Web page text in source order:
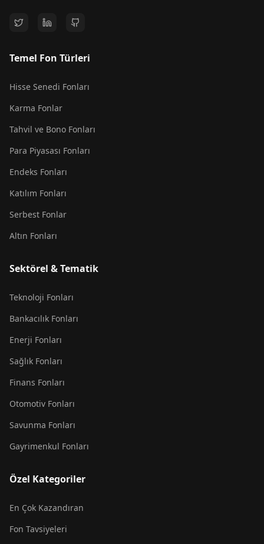
Temel Fon Türleri
Hisse Senedi Fonları
Karma Fonlar
Tahvil ve Bono Fonları
Para Piyasası Fonları
Endeks Fonları
Katılım Fonları
Serbest Fonlar
Altın Fonları
Sektörel & Tematik
Teknoloji Fonları
Bankacılık Fonları
Enerji Fonları
Sağlık Fonları
Finans Fonları
Otomotiv Fonları
Savunma Fonları
Gayrimenkul Fonları
Özel Kategoriler
En Çok Kazandıran
Fon Tavsiyeleri